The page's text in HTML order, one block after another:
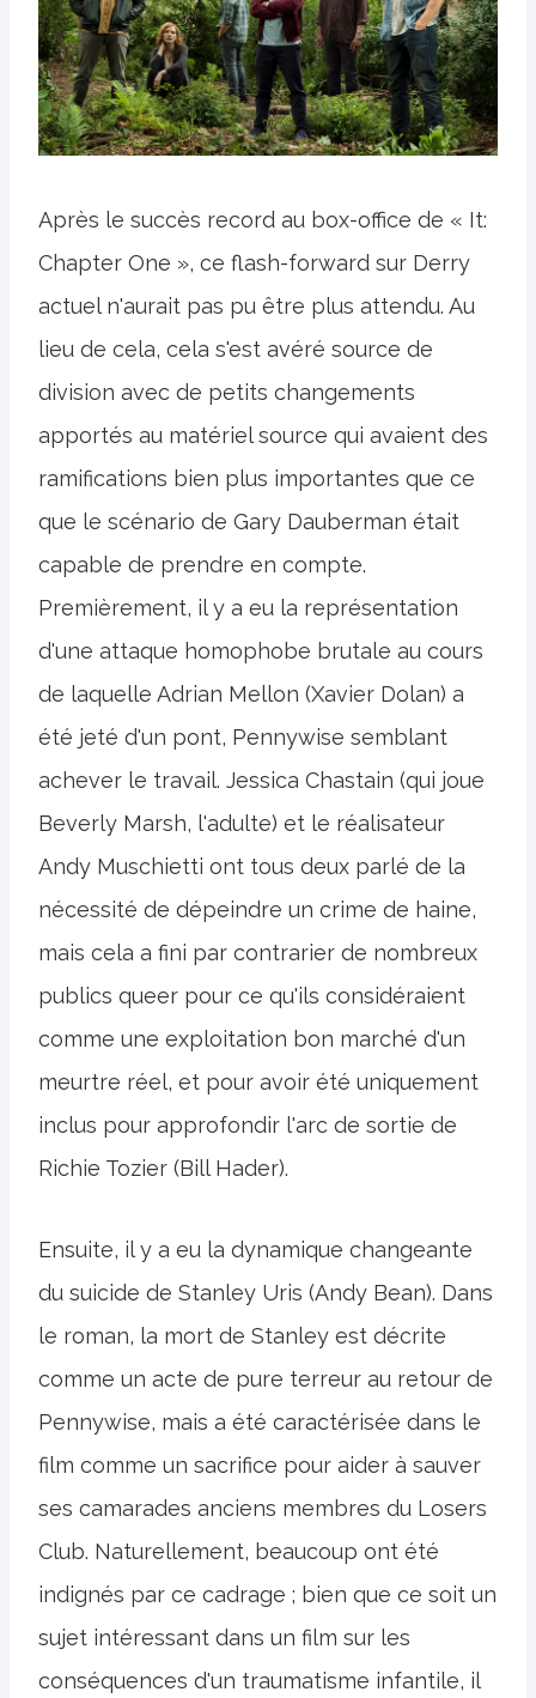
Après le succès record au box-office de « It:
Chapter One », ce flash-forward sur Derry
actuel n'aurait pas pu être plus attendu. Au
lieu de cela, cela s'est avéré source de
division avec de petits changements
apportés au matériel source qui avaient des
ramifications bien plus importantes que ce
que le scénario de Gary Dauberman était
capable de prendre en compte.
Premièrement, il y a eu la représentation
d'une attaque homophobe brutale au cours
de laquelle Adrian Mellon (Xavier Dolan) a
été jeté d'un pont, Pennywise semblant
achever le travail. Jessica Chastain (qui joue
Beverly Marsh, l'adulte) et le réalisateur
Andy Muschietti ont tous deux parlé de la
nécessité de dépeindre un crime de haine,
mais cela a fini par contrarier de nombreux
publics queer pour ce qu'ils considéraient
comme une exploitation bon marché d'un
meurtre réel, et pour avoir été uniquement
inclus pour approfondir l'arc de sortie de
Richie Tozier (Bill Hader).
Ensuite, il y a eu la dynamique changeante
du suicide de Stanley Uris (Andy Bean). Dans
le roman, la mort de Stanley est décrite
comme un acte de pure terreur au retour de
Pennywise, mais a été caractérisée dans le
film comme un sacrifice pour aider à sauver
ses camarades anciens membres du Losers
Club. Naturellement, beaucoup ont été
indignés par ce cadrage ; bien que ce soit un
sujet intéressant dans un film sur les
conséquences d'un traumatisme infantile, il